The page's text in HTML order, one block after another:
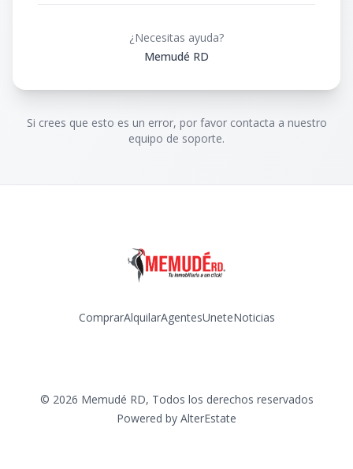
¿Necesitas ayuda?
Memudé RD
Si crees que esto es un error, por favor contacta a nuestro
equipo de soporte.
ComprarAlquilarAgentesUneteNoticias
© 2026 Memudé RD, Todos los derechos reservados
Powered by AlterEstate